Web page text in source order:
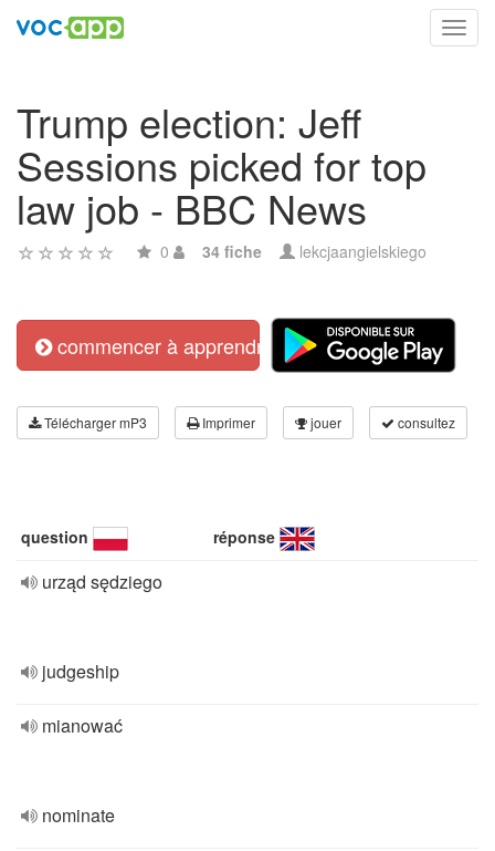
Trump election: Jeff
Sessions picked for top
law job - BBC News
0 34 fiche lekcjaangielskiego
commencer à apprendre
Télécharger mP3 Imprimer jouer consultez
question réponse
urząd sędziego
judgeship
mianować
nominate